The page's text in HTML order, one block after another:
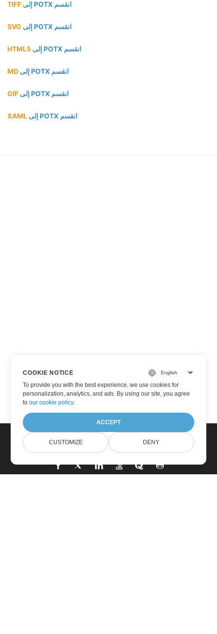
انقسم POTX إلى TIFF
انقسم POTX إلى SVG
انقسم POTX إلى HTML5
انقسم POTX إلى MD
انقسم POTX إلى GIF
انقسم POTX إلى XAML
COOKIE NOTICE
To provide you with the best experience, we use cookies for
personalization, analytics, and ads. By using our site, you agree
toour cookie policy.
ACCEPT
CUSTOMIZE DENY